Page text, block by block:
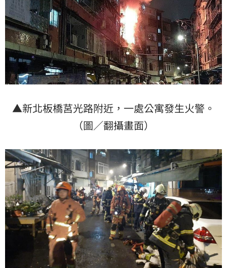
▲新北板橋莒光路附近，一處公寓發生火警。
（圖／翻攝畫面）